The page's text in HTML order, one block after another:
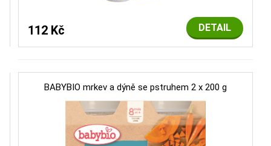
DETAIL
112 Kč
BABYBIO mrkev a dýně se pstruhem 2 x 200 g